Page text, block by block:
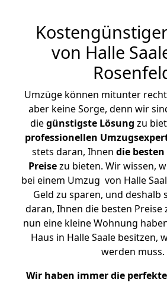
von Halle
Umzüge können mitunter
aber keine Sorge, denn wir
diegünstigste Lösung zu
professionellen
stets daran, Ihnen die
Preisezu bieten. Wir wissen,
bei einem Umzug von Halle
Geld zu sparen, und deshalb
daran, Ihnen die besten Preise
nun eine kleine Wohnung
Haus in Halle Saale besitzen,
werden muss.
Wir haben immer die